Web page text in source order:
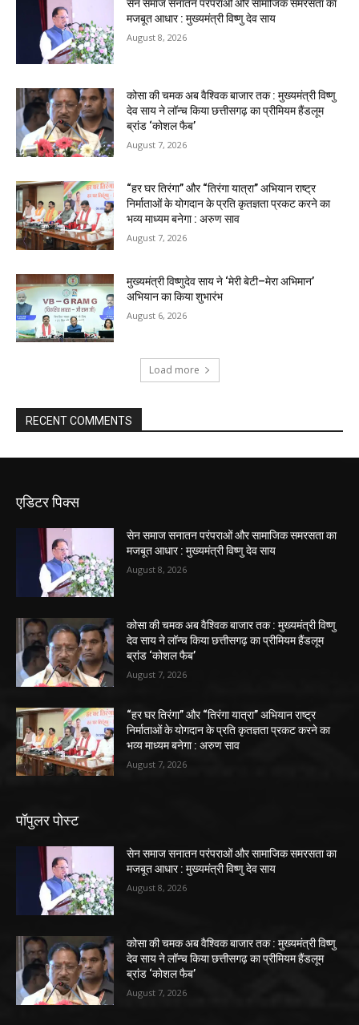
सेन समाज सनातन परंपराओं और सामाजिक समरसता का
मजबूत आधार : मुख्यमंत्री विष्णु देव साय
August 8, 2026
कोसा की चमक अब वैश्विक बाजार तक : मुख्यमंत्री विष्णु
देव साय ने लॉन्च किया छत्तीसगढ़ का प्रीमियम हैंडलूम
ब्रांड ‘कोशल फैब’
August 7, 2026
“हर घर तिरंगा” और “तिरंगा यात्रा” अभियान राष्ट्र
निर्माताओं के योगदान के प्रति कृतज्ञता प्रकट करने का
भव्य माध्यम बनेगा : अरुण साव
August 7, 2026
मुख्यमंत्री विष्णुदेव साय ने ‘मेरी बेटी–मेरा अभिमान’
अभियान का किया शुभारंभ
August 6, 2026
Load more
RECENT COMMENTS
एडिटर पिक्स
सेन समाज सनातन परंपराओं और सामाजिक समरसता का
मजबूत आधार : मुख्यमंत्री विष्णु देव साय
August 8, 2026
कोसा की चमक अब वैश्विक बाजार तक : मुख्यमंत्री विष्णु
देव साय ने लॉन्च किया छत्तीसगढ़ का प्रीमियम हैंडलूम
ब्रांड ‘कोशल फैब’
August 7, 2026
“हर घर तिरंगा” और “तिरंगा यात्रा” अभियान राष्ट्र
निर्माताओं के योगदान के प्रति कृतज्ञता प्रकट करने का
भव्य माध्यम बनेगा : अरुण साव
August 7, 2026
पॉपुलर पोस्ट
सेन समाज सनातन परंपराओं और सामाजिक समरसता का
मजबूत आधार : मुख्यमंत्री विष्णु देव साय
August 8, 2026
कोसा की चमक अब वैश्विक बाजार तक : मुख्यमंत्री विष्णु
देव साय ने लॉन्च किया छत्तीसगढ़ का प्रीमियम हैंडलूम
ब्रांड ‘कोशल फैब’
August 7, 2026